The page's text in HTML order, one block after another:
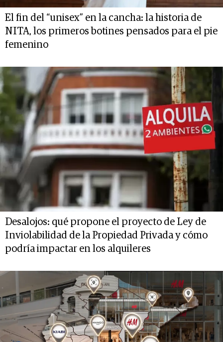
El fin del “unisex” en la cancha: la historia de
NITA, los primeros botines pensados para el pie
femenino
Desalojos: qué propone el proyecto de Ley de
Inviolabilidad de la Propiedad Privada y cómo
podría impactar en los alquileres